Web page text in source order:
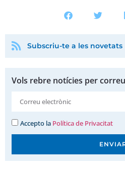
Subscriu-te a les novetats
Vols rebre notícies per
Accepto la Política de Privacitat